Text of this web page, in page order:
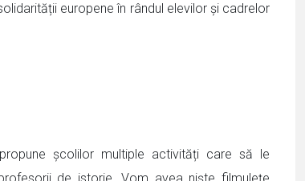
europene în rândul elevilor și cadrelor
școlilor multiple activități care să le